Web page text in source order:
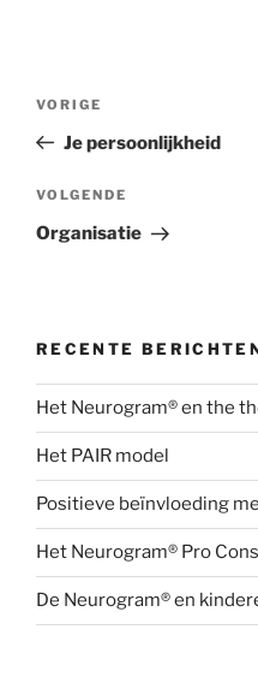
Vorig
bericht
VORIGE
Je persoonlijkheid
Volgend
bericht
VOLGENDE
Organisatie
RECENTE
Het Neurogram® en the
Het PAIR model
Positieve beïnvloeding
Het Neurogram® Pro
De Neurogram® en